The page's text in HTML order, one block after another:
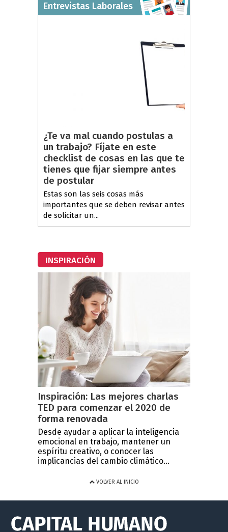
Entrevistas Laborales
¿Te va mal cuando postulas a
un trabajo? Fíjate en este
checklist de cosas en las que te
tienes que fijar siempre antes
de postular
Estas son las seis cosas más
importantes que se deben revisar antes
de solicitar un...
INSPIRACIÓN
Inspiración: Las mejores charlas
TED para comenzar el 2020 de
forma renovada
Desde ayudar a aplicar la inteligencia
emocional en trabajo, mantener un
espíritu creativo, o conocer las
implicancias del cambio climático...
VOLVER AL INICIO